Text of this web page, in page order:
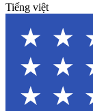
Tiếng việt